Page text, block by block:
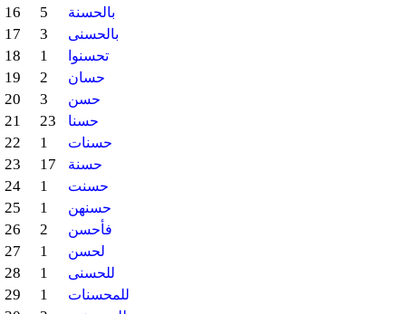
16 5 بالحسنة
17 3 بالحسنى
18 1 تحسنوا
19 2 حسان
20 3 حسن
21 23 حسنا
22 1 حسنات
23 17 حسنة
24 1 حسنت
25 1 حسنهن
26 2 فأحسن
27 1 لحسن
28 1 للحسنى
29 1 للمحسنات